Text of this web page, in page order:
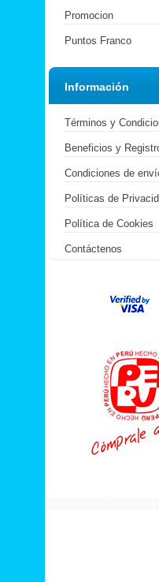
Promocion
Puntos Franco
Información
Términos y
Beneficios y
Condiciones de
Políticas de
Política de Cookies
Contáctenos